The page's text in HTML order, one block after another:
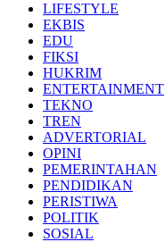
LIFESTYLE
EKBIS
EDU
FIKSI
HUKRIM
ENTERTAINMENT
TEKNO
TREN
ADVERTORIAL
OPINI
PEMERINTAHAN
PENDIDIKAN
PERISTIWA
POLITIK
SOSIAL